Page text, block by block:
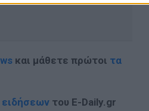
και μάθετε πρώτοι τα
ειδήσεων του E-Daily.gr